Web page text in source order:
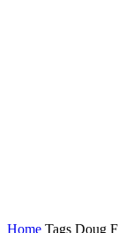
Home Tags Doug